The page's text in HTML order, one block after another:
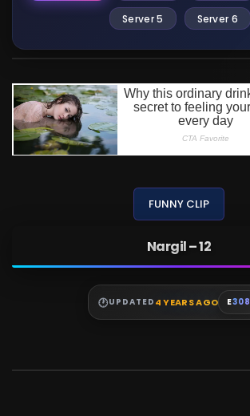
Server 5 Server 6
FUNNY CLIP
Nargil – 12
UPDATED 4 YEARS AGO E308